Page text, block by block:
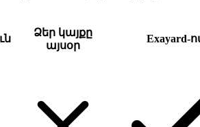
Ձեր կայքը
այսօր
Exayard-